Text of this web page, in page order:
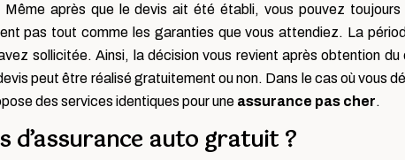
après que le devis ait été établi, vous pouvez toujours
pas tout comme les garanties que vous attendiez. La
sollicitée. Ainsi, la décision vous revient après obtention du
peut être réalisé gratuitement ou non. Dans le cas où vous
des services identiques pour une assurance pas cher.
d’assurance auto gratuit ?